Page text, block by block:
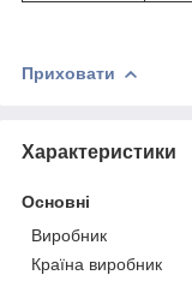
Приховати
Характеристики
Основні
Виробник
Країна виробник